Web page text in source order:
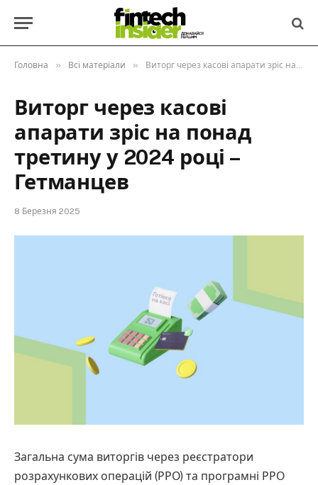
Головна » Всі матеріали » Виторг через касові апарати зріс на понад третину у 2024 році – Гетманцев
Виторг через касові
апарати зріс на понад
третину у 2024 році –
Гетманцев
8 Березня 2025
Загальна сума виторгів через реєстратори
розрахункових операцій (РРО) та програмні РРО